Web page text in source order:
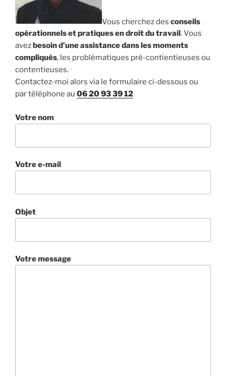
Vous cherchez des conseils
opérationnels et pratiques en droit du travail. Vous
avezbesoin d’une assistance dans les moments
compliqués, les problématiques pré-contientieuses ou
contentieuses.
Contactez-moi alors via le formulaire ci-dessous ou
par téléphone au 06 20 93 39 12
Votre nom
Votre e-mail
Objet
Votre message